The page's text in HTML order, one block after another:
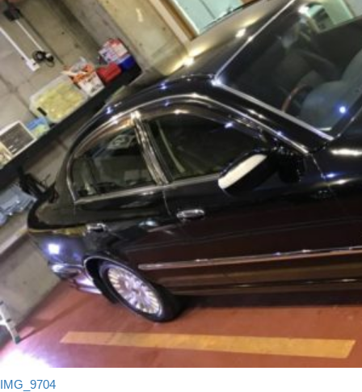
IMG_9704